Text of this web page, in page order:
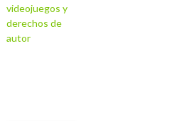
videojuegos y
derechos de
autor